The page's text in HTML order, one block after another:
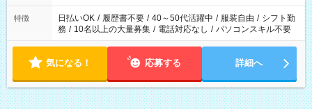
特徴 日払いOK / 履歴書不要 / 40～50代活躍中 / 服装自由 / シフト勤
務 / 10名以上の大量募集 / 電話対応なし / パソコンスキル不要
気になる！ 応募する 詳細へ